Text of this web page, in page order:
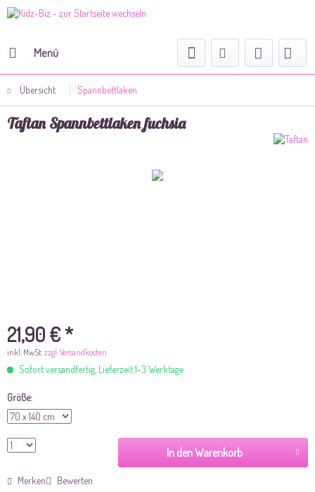
Menü
Übersicht Spannbettlaken
Taftan Spannbettlaken fuchsia
21,90 € *
inkl. MwSt.zzgl. Versandkosten
Sofort versandfertig, Lieferzeit 1-3 Werktage
Größe:
In den Warenkorb
Merken Bewerten